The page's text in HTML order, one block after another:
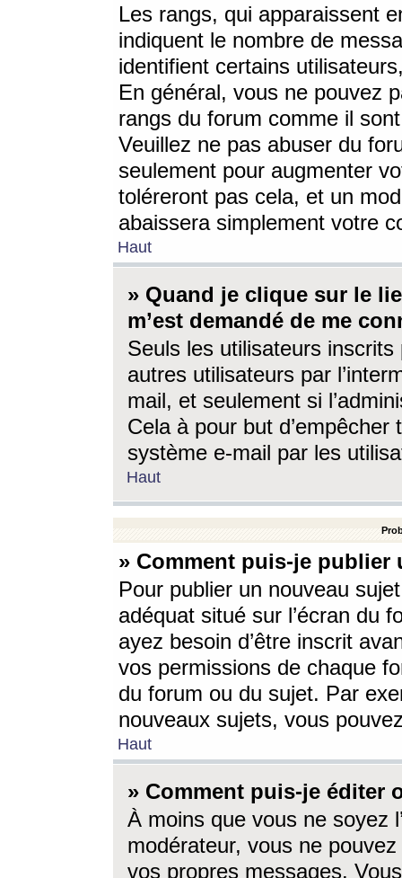
Les rangs, qui apparaissent
indiquent le nombre de
identifient certains
En général, vous ne pouvez
rangs du forum comme il
Veuillez ne pas abuser du
seulement pour augmenter
toléreront pas cela, et un
abaissera simplement votre
Haut
» Quand je clique sur le
m’est demandé de me
Seuls les utilisateurs
autres utilisateurs par
mail, et seulement si
Cela à pour but
système e-mail par les
Haut
» Comment puis-je
Pour publier un nouveau
adéquat situé sur l’écran du
ayez besoin d’être inscrit
vos permissions de chaque
du forum ou du sujet. Par
nouveaux sujets, vous
Haut
» Comment puis-je éditer
À moins que vous ne soyez
modérateur, vous ne
vos propres messages.